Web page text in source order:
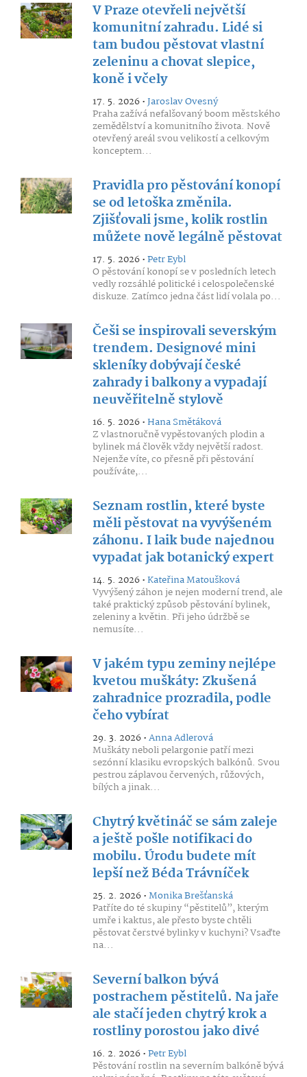
V Praze otevřeli největší
komunitní zahradu. Lidé si
tam budou pěstovat vlastní
zeleninu a chovat slepice,
koně i včely
17. 5. 2026 •Jaroslav Ovesný
Praha zažívá nefalšovaný boom městského
zemědělství a komunitního života. Nově
otevřený areál svou velikostí a celkovým
konceptem...
Pravidla pro pěstování konopí
se od letoška změnila.
Zjišťovali jsme, kolik rostlin
můžete nově legálně pěstovat
17. 5. 2026 •Petr Eybl
O pěstování konopí se v posledních letech
vedly rozsáhlé politické i celospolečenské
diskuze. Zatímco jedna část lidí volala po...
Češi se inspirovali severským
trendem. Designové mini
skleníky dobývají české
zahrady i balkony a vypadají
neuvěřitelně stylově
16. 5. 2026 •Hana Smětáková
Z vlastnoručně vypěstovaných plodin a
bylinek má člověk vždy největší radost.
Nejenže víte, co přesně při pěstování
používáte,...
Seznam rostlin, které byste
měli pěstovat na vyvýšeném
záhonu. I laik bude najednou
vypadat jak botanický expert
14. 5. 2026 •Kateřina Matoušková
Vyvýšený záhon je nejen moderní trend, ale
také praktický způsob pěstování bylinek,
zeleniny a květin. Při jeho údržbě se
nemusíte...
V jakém typu zeminy nejlépe
kvetou muškáty: Zkušená
zahradnice prozradila, podle
čeho vybírat
29. 3. 2026 •Anna Adlerová
Muškáty neboli pelargonie patří mezi
sezónní klasiku evropských balkónů. Svou
pestrou záplavou červených, růžových,
bílých a jinak...
Chytrý květináč se sám zaleje
a ještě pošle notifikaci do
mobilu. Úrodu budete mít
lepší než Béda Trávníček
25. 2. 2026 •Monika Brešťanská
Patříte do té skupiny “pěstitelů”, kterým
umře i kaktus, ale přesto byste chtěli
pěstovat čerstvé bylinky v kuchyni? Vsaďte
na...
Severní balkon bývá
postrachem pěstitelů. Na jaře
ale stačí jeden chytrý krok a
rostliny porostou jako divé
16. 2. 2026 •Petr Eybl
Pěstování rostlin na severním balkóně bývá